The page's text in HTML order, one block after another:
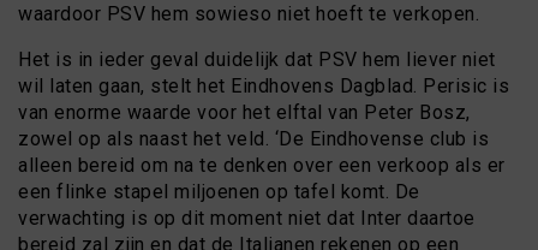
waardoor PSV hem sowieso niet hoeft te verkopen.
Het is in ieder geval duidelijk dat PSV hem liever niet
wil laten gaan, stelt het Eindhovens Dagblad. Perisic is
van enorme waarde voor het elftal van Peter Bosz,
zowel op als naast het veld. ‘De Eindhovense club is
alleen bereid om na te denken over een verkoop als er
een flinke stapel miljoenen op tafel komt. De
verwachting is op dit moment niet dat Inter daartoe
bereid zal zijn en dat de Italianen rekenen op een